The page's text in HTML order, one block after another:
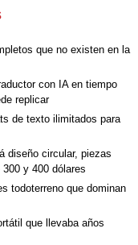
que no existen en la
con IA en tiempo
replicar
de texto ilimitados para
diseño circular, piezas
y 400 dólares
todoterreno que dominan
que llevaba años